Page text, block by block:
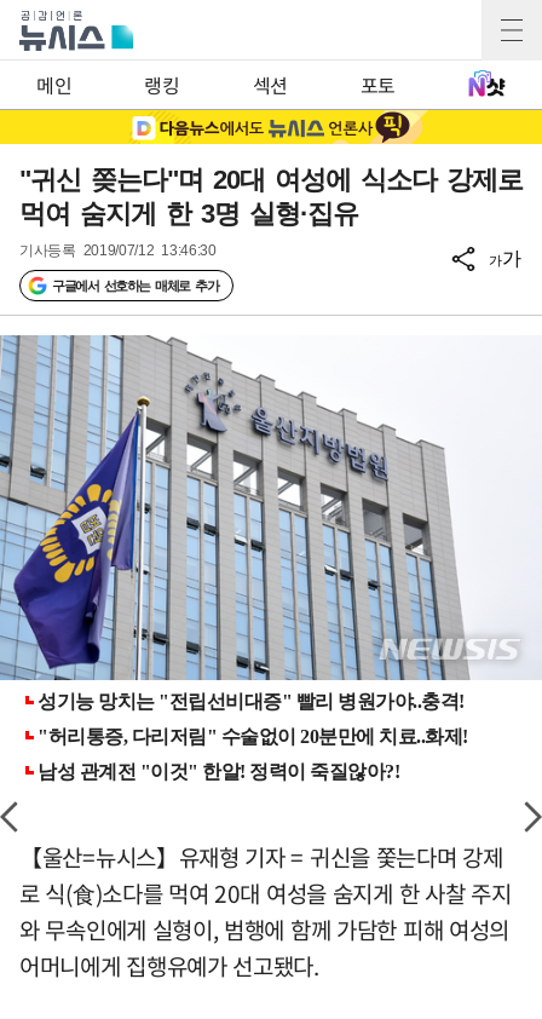
메인 랭킹 섹션 포토
"귀신 쫒는다"며 20대 여성에 식소다 강제로
먹여 숨지게 한 3명 실형·집유
기사등록 2019/07/12 13:46:30
구글에서 선호하는 매체로 추가
가가
【울산=뉴시스】유재형 기자 = 귀신을 쫓는다며 강제
로 식(食)소다를 먹여 20대 여성을 숨지게 한 사찰 주지
와 무속인에게 실형이, 범행에 함께 가담한 피해 여성의
어머니에게 집행유예가 선고됐다.